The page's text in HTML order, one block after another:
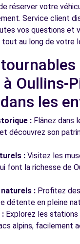
réserver votre
Service client
vos questions et
tout au long de votre
Oullins-
les
: Flânez dans
découvrez son
: Visitez les
font la richesse de
: Profitez
détente en pleine
: Explorez les stations
alpins, facilement